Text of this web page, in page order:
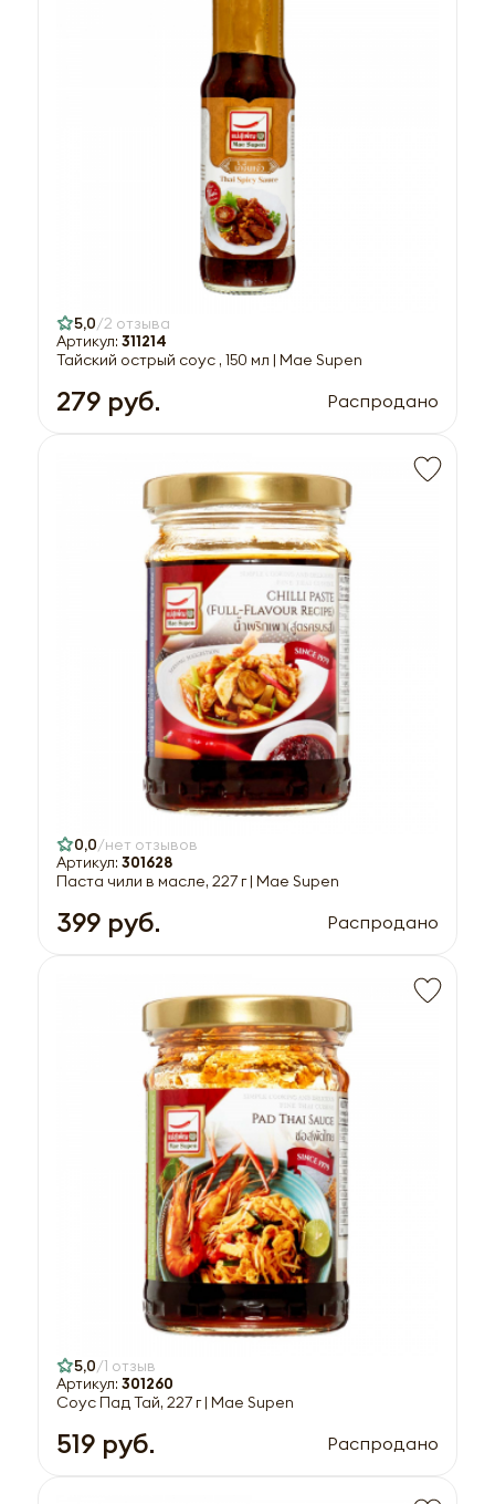
5,0 2 отзыва
Артикул: 311214
Тайский острый соус , 150 мл | Mae Supen
279 руб. Распродано
0,0 нет отзывов
Артикул: 301628
Паста чили в масле, 227 г | Mae Supen
399 руб. Распродано
5,0 1 отзыв
Артикул: 301260
Соус Пад Тай, 227 г | Mae Supen
519 руб. Распродано